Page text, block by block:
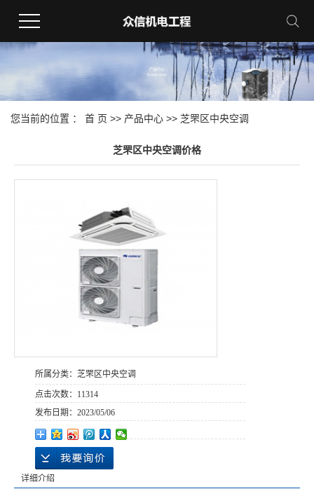
您当前的位置 ： 首 页 >> 产品中心 >> 芝罘区中央空调
芝罘区中央空调价格
所属分类： 芝罘区中央空调
点击次数： 11314
发布日期： 2023/05/06
详细介绍